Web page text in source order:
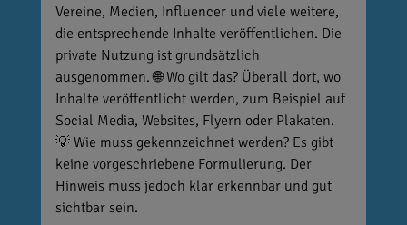
Vereine, Medien, Influencer und viele weitere,
die entsprechende Inhalte veröffentlichen. Die
private Nutzung ist grundsätzlich
ausgenommen. 🌐 Wo gilt das? Überall dort, wo
Inhalte veröffentlicht werden, zum Beispiel auf
Social Media, Websites, Flyern oder Plakaten.
💡 Wie muss gekennzeichnet werden? Es gibt
keine vorgeschriebene Formulierung. Der
Hinweis muss jedoch klar erkennbar und gut
sichtbar sein.